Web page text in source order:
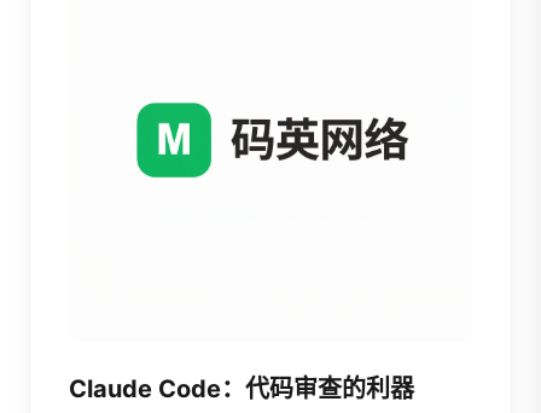
Claude Code：代码审查的利器